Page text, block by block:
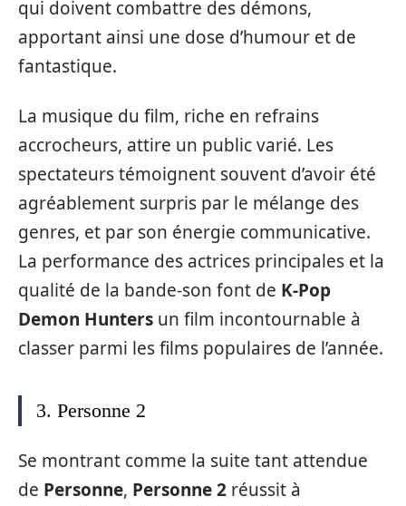
qui doivent combattre des démons,
apportant ainsi une dose d’humour et de
fantastique.
La musique du film, riche en refrains
accrocheurs, attire un public varié. Les
spectateurs témoignent souvent d’avoir été
agréablement surpris par le mélange des
genres, et par son énergie communicative.
La performance des actrices principales et la
qualité de la bande-son font de K-Pop
Demon Hunters un film incontournable à
classer parmi les films populaires de l’année.
3. Personne 2
Se montrant comme la suite tant attendue
de Personne, Personne 2 réussit à